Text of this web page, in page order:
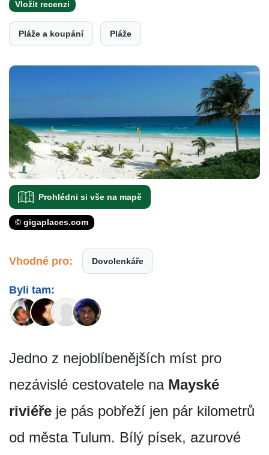
Vložit recenzi
Pláže a koupání Pláže
Prohlédni si vše na mapě
© gigaplaces.com
Vhodné pro: Dovolenkáře
Byli tam:
Jedno z nejoblíbenějších míst pro
nezávislé cestovatele na Mayské
riviéře je pás pobřeží jen pár kilometrů
od města Tulum. Bílý písek, azurové